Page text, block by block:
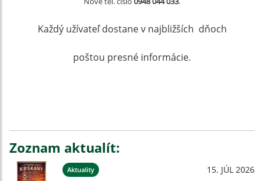
Každý užívateľ dostane v najbližších dňoch
poštou presné informácie.
Zoznam aktualít:
Aktuality 15. JÚL 2026